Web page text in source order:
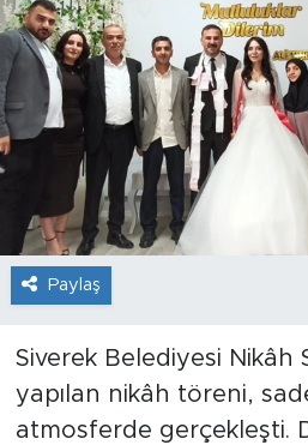
Paylaş
Siverek Belediyesi Nikâh
yapılan nikâh töreni,
atmosferde gerçekleşti.